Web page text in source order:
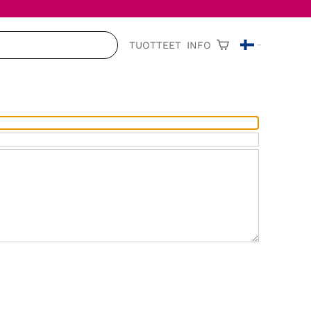
TUOTTEET INFO